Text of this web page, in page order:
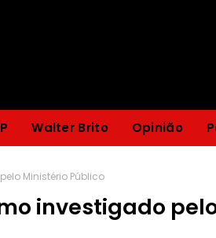
Walter Brito Opinião
Ministério Público
investigado